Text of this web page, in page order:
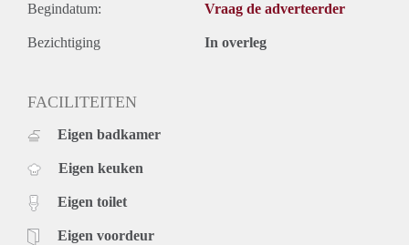
Begindatum: Vraag de adverteerder
Bezichtiging In overleg
FACILITEITEN
Eigen badkamer
Eigen keuken
Eigen toilet
Eigen voordeur